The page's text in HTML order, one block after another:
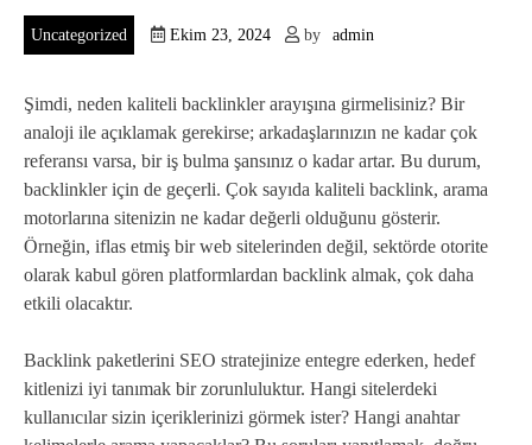
Uncategorized Ekim 23, 2024 by admin
Şimdi, neden kaliteli backlinkler arayışına girmelisiniz? Bir
analoji ile açıklamak gerekirse; arkadaşlarınızın ne kadar çok
referansı varsa, bir iş bulma şansınız o kadar artar. Bu durum,
backlinkler için de geçerli. Çok sayıda kaliteli backlink, arama
motorlarına sitenizin ne kadar değerli olduğunu gösterir.
Örneğin, iflas etmiş bir web sitelerinden değil, sektörde otorite
olarak kabul gören platformlardan backlink almak, çok daha
etkili olacaktır.
Backlink paketlerini SEO stratejinize entegre ederken, hedef
kitlenizi iyi tanımak bir zorunluluktur. Hangi sitelerdeki
kullanıcılar sizin içeriklerinizi görmek ister? Hangi anahtar